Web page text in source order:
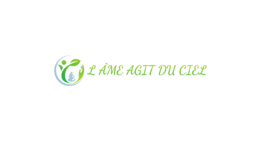
NOTRE MAGASIN À
ALBUSSAC